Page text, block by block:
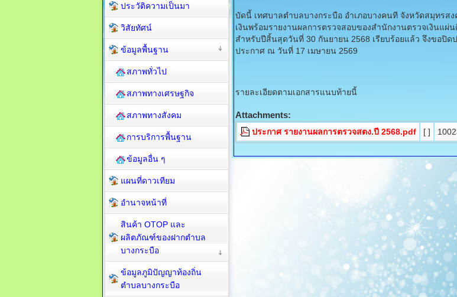
บัดนี้ เทศบาลตำบลบางกระบือ อำเภอบางคนที จังหวัดสมุทรสง
เงินพร้อมรายงานผลการตรวจสอบของสำนักงานตรวจเงินแผ่
สำหรับปีสิ้นสุดวันที่ 30 กันยายน 2568 เรียบร้อยแล้ว จึงขอปิด
ประกาศ ณ วันที่ 17 เมษายน 2569
รายละเอียดตามเอกสารแนบท้ายนี้
Attachments:
ประกาศ รายงานผลการตรวจสตง.ปี 2568.pdf [ ]
ประวัติความเป็นมา
วิสัยทัศน์
ข้อมูลพื้นฐาน
สภาพทั่วไป
สภาพทางเศรษฐกิจ
สภาพทางสังคม
การบริการพื้นฐาน
ข้อมูลอื่น ๆ
แผนที่ดาวเทียม
อำนาจหน้าที่
สินค้า OTOP และ
ผลิตภัณฑ์ของฝากตำบล
บางกระบือ
ข้อมูลภูมิปัญญาท้องถิ่น
ตำบลบางกระบือ